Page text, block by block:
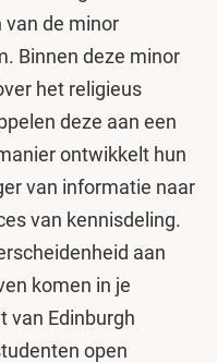
van de minor
Binnen deze minor
het religieus
deze aan een
ontwikkelt hun
van informatie naar
van kennisdeling.
aan
komen in je
van Edinburgh
open